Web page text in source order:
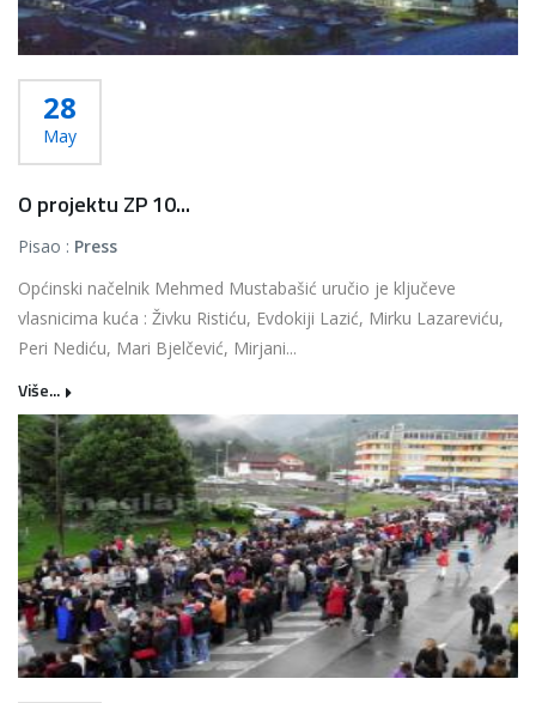
28
May
O projektu ZP 10...
Pisao : Press
Općinski načelnik Mehmed Mustabašić uručio je ključeve
vlasnicima kuća : Živku Ristiću, Evdokiji Lazić, Mirku Lazareviću,
Peri Nediću, Mari Bjelčević, Mirjani...
Više...